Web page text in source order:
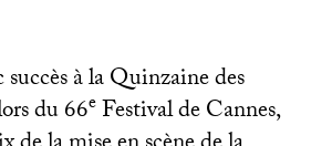
succès à la Quinzaine des
du 66eFestival de Cannes,